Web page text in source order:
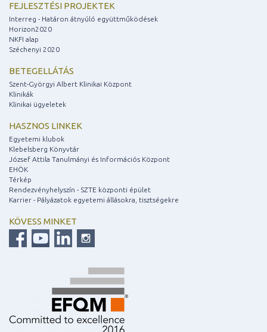
FEJLESZTÉSI PROJEKTEK
Interreg - Határon átnyúló együttműködések
Horizon2020
NKFI alap
Széchenyi 2020
BETEGELLÁTÁS
Szent-Györgyi Albert Klinikai Központ
Klinikák
Klinikai ügyeletek
HASZNOS LINKEK
Egyetemi klubok
Klebelsberg Könyvtár
József Attila Tanulmányi és Információs Központ
EHÖK
Térkép
Rendezvényhelyszín - SZTE központi épület
Karrier - Pályázatok egyetemi állásokra, tisztségekre
KÖVESS MINKET